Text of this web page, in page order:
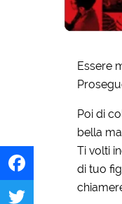
Facebook
Essere
Poi di
bella
Ti volti
di tuo